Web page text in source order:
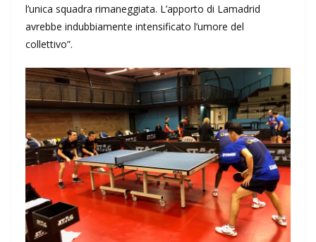
l’unica squadra rimaneggiata. L’apporto di Lamadrid
avrebbe indubbiamente intensificato l’umore del
collettivo”.